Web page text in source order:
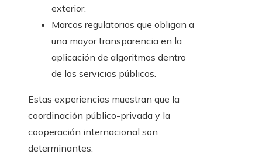
exterior.
Marcos regulatorios que obligan a
una mayor transparencia en la
aplicación de algoritmos dentro
de los servicios públicos.
Estas experiencias muestran que la
coordinación público-privada y la
cooperación internacional son
determinantes.